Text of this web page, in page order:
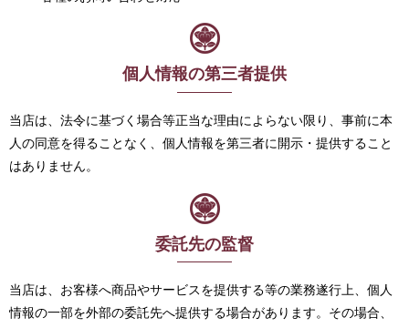
個人情報の第三者提供
当店は、法令に基づく場合等正当な理由によらない限り、事前に本
人の同意を得ることなく、個人情報を第三者に開示・提供すること
はありません。
委託先の監督
当店は、お客様へ商品やサービスを提供する等の業務遂行上、個人
情報の一部を外部の委託先へ提供する場合があります。その場合、